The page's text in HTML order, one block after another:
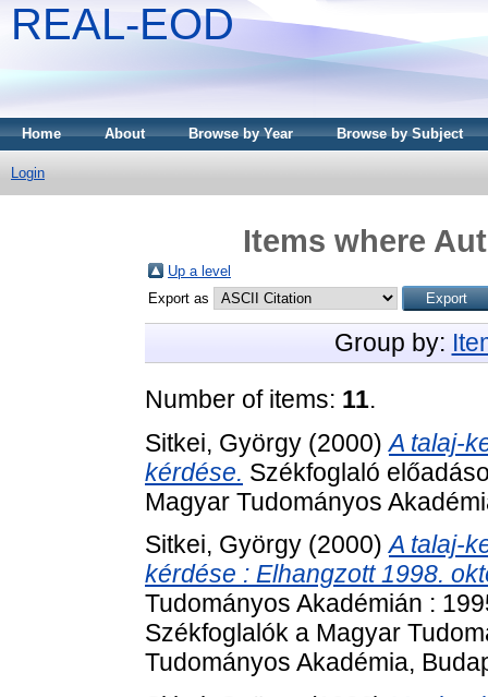
REAL-EOD
Home About Browse by Year Browse by Subject
Login
Items where
Up a level
Export as
Group by:
Number of items: 11.
Sitkei, György (2000)A talaj-
kérdése. Székfoglaló
Magyar Tudományos
Sitkei, György (2000)A talaj-
kérdése : Elhangzott 1998.
Tudományos Akadémián :
Székfoglalók a Magyar
Tudományos Akadémia,